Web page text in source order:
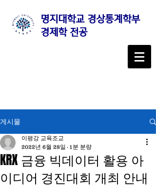
명지대학교 경상통계학부
경제학 전공
게시물
KRX 금융 빅데이터 활용 아
이디어 경진대회 개최 안내
이평강 교육조교
2022년 6월 28일
1분 분량